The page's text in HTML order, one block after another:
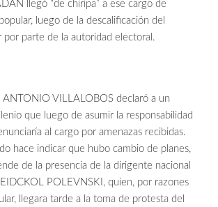
llegó “de chiripa” a ese cargo de
luego de la descalificación del
por parte de la autoridad electoral.
ANTONIO VILLALOBOS declaró a un
que luego de asumir la responsabilidad
al cargo por amenazas recibidas.
hace indicar que hubo cambio de planes,
de la presencia de la dirigente nacional
POLEVNSKI, quien, por razones
llegara tarde a la toma de protesta del